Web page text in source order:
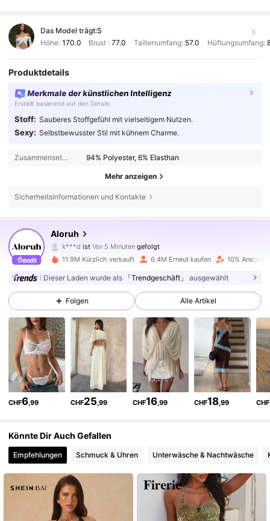
Das Model trägt:S
Höhe: 170.0 Brust :77.0 Taillenumfang: 57.0 Hüftungsumfang:
Produktdetails
Merkmale der künstlichen Intelligenz
Erstellt basierend auf den Details
Stoff: Sauberes Stoffgefühl mit vielseitigem Nutzen.
Sexy: Selbstbewusster Stil mit kühnem Charme.
Zusammensetzung: 94% Polyester, 6% Elasthan
Mehr anzeigen
Sicherheitsinformationen und Kontakte
Aloruh
k***d ist
E***a ist am Durchsuchen
4,77
2.6M Follower
4,77
4,77 2.6M Follower
4,77 2.6M Follower
4,77 2.6M Follower
4,77 2.6M Follower
11.9M Kürzlich verkauft 6.4M Erneut kaufen 10% Anstieg
Dieser Laden wurde als 「Trendgeschäft」 ausgewählt
Folgen Alle Artikel
CHF6,99 CHF25,99 CHF16,99 CHF18,99 CHF
Könnte Dir Auch Gefallen
Empfehlungen Schmuck & Uhren Unterwäsche & Nachtwäsche